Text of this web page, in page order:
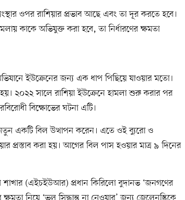
ওপর রাশিয়ার প্রভাব আছে এবং তা দূর করতে হবে।
কাকে অভিযুক্ত করা হবে, তা নির্ধারণের ক্ষমতা
ইউক্রেনের জন্য এক ধাপ পিছিয়ে যাওয়ার মতো।
২০২২ সালে রাশিয়া ইউক্রেনে হামলা শুরু করার পর
বিক্ষোভের ঘটনা এটি।
একটি বিল উত্থাপন করেন। এতে ওই ব্যুরো ও
প্রস্তাব করা হয়। আগের বিল পাস হওয়ার মাত্র ৯ দিনের
শাখার (এইচইউআর) প্রধান কিরিলো বুদানভ ‘জনগণের